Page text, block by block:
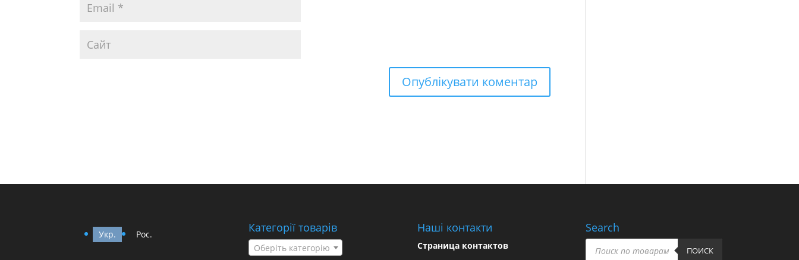
Укр. Рос. Категорії товарів
Оберіть категорію
Наші контакти
Страница контактов
Search
Пошук
товарів ПОИСК